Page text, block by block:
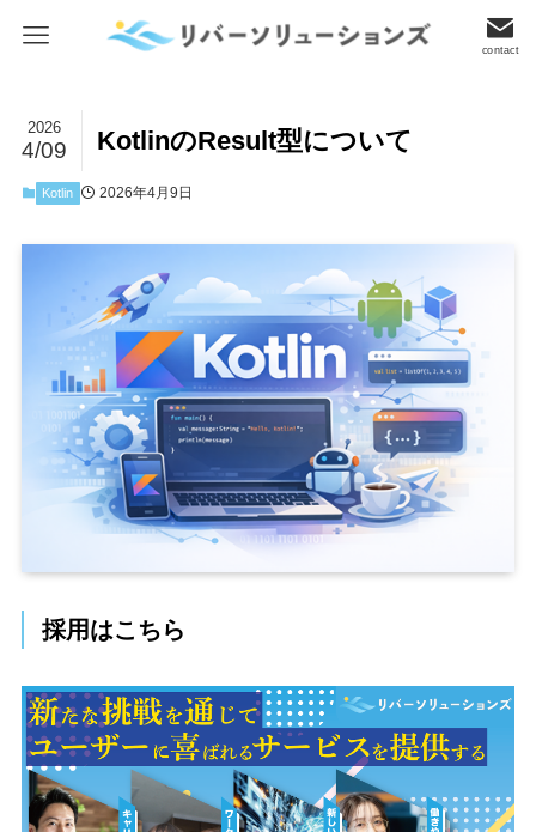
contact
KotlinのResult型について
2026
4/09
Kotlin 2026年4月9日
採用はこちら